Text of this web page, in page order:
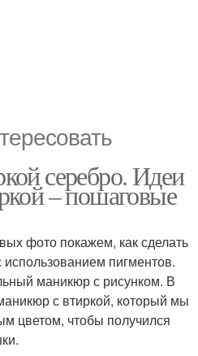
серебро. Идеи
– пошаговые
фото покажем, как сделать
пигментов.
маникюр с рисунком. В
с втиркой, который мы
цветом, чтобы получился